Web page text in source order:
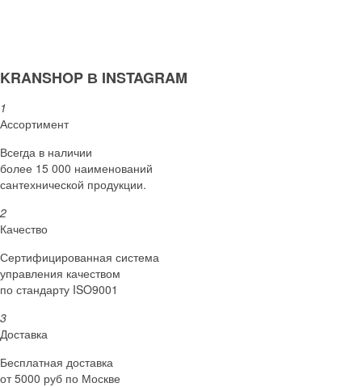
KRANSHOP В INSTAGRAM
1
Ассортимент
Всегда в наличии
более 15 000 наименований
сантехнической продукции.
2
Качество
Сертифициро­ванная система
управления качеством
по стандарту ISO9001
3
Доставка
Бесплатная доставка
от 5000 руб по Москве